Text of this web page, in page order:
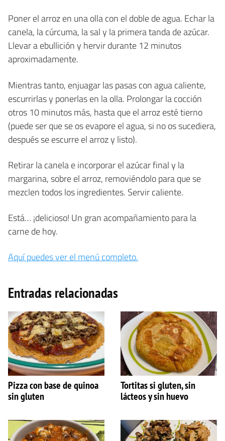
Poner el arroz en una olla con el doble de agua. Echar la
canela, la cúrcuma, la sal y la primera tanda de azúcar.
Llevar a ebullición y hervir durante 12 minutos
aproximadamente.
Mientras tanto, enjuagar las pasas con agua caliente,
escurrirlas y ponerlas en la olla. Prolongar la cocción
otros 10 minutos más, hasta que el arroz esté tierno
(puede ser que se os evapore el agua, si no os sucediera,
después se escurre el arroz y listo).
Retirar la canela e incorporar el azúcar final y la
margarina, sobre el arroz, removiéndolo para que se
mezclen todos los ingredientes. Servir caliente.
Está… ¡delicioso! Un gran acompañamiento para la
carne de hoy.
Aquí puedes ver el menú completo.
Entradas relacionadas
Pizza con base de quinoa
sin gluten
Tortitas si gluten, sin
lácteos y sin huevo